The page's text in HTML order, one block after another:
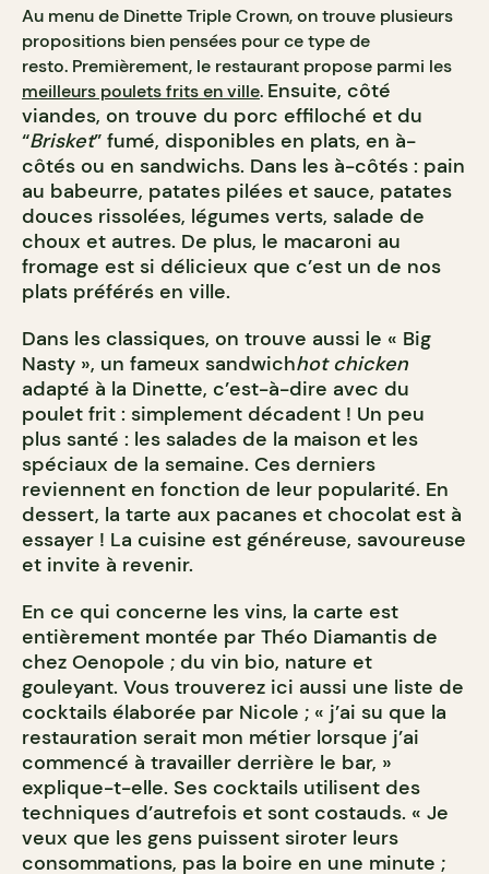
Au menu de Dinette Triple Crown, on trouve plusieurs
propositions bien pensées pour ce type de
resto. Premièrement, le restaurant propose parmi les
meilleurs poulets frits en ville. Ensuite, côté
viandes, on trouve du porc effiloché et du
“Brisket” fumé, disponibles en plats, en à-
côtés ou en sandwichs. Dans les à-côtés : pain
au babeurre, patates pilées et sauce, patates
douces rissolées, légumes verts, salade de
choux et autres. De plus, le macaroni au
fromage est si délicieux que c’est un de nos
plats préférés en ville.
Dans les classiques, on trouve aussi le « Big
Nasty », un fameux sandwichhot chicken
adapté à la Dinette, c’est-à-dire avec du
poulet frit : simplement décadent ! Un peu
plus santé : les salades de la maison et les
spéciaux de la semaine. Ces derniers
reviennent en fonction de leur popularité. En
dessert, la tarte aux pacanes et chocolat est à
essayer ! La cuisine est généreuse, savoureuse
et invite à revenir.
En ce qui concerne les vins, la carte est
entièrement montée par Théo Diamantis de
chez Oenopole ; du vin bio, nature et
gouleyant. Vous trouverez ici aussi une liste de
cocktails élaborée par Nicole ; « j’ai su que la
restauration serait mon métier lorsque j’ai
commencé à travailler derrière le bar, »
explique-t-elle. Ses cocktails utilisent des
techniques d’autrefois et sont costauds. « Je
veux que les gens puissent siroter leurs
consommations, pas la boire en une minute ;